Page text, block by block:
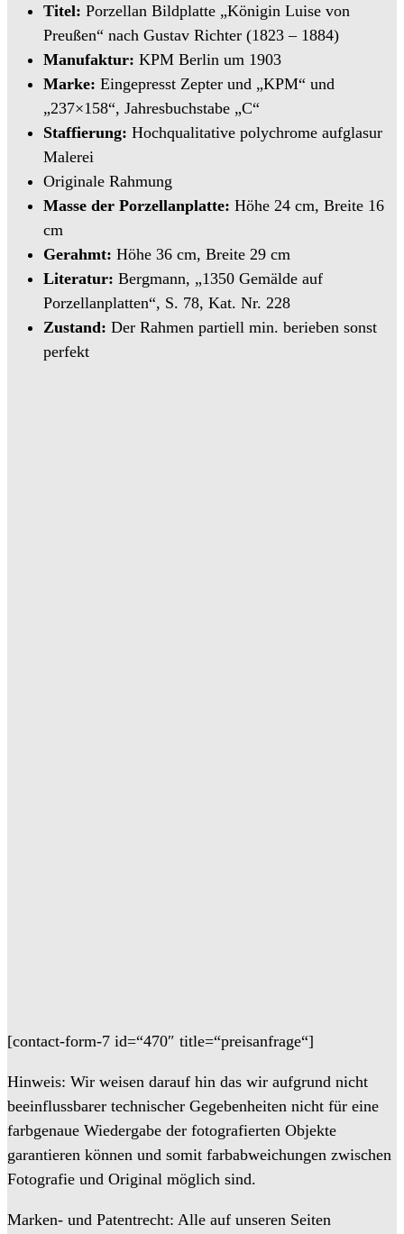
Titel: Porzellan Bildplatte „Königin Luise von
Preußen“ nach Gustav Richter (1823 – 1884)
Manufaktur: KPM Berlin um 1903
Marke: Eingepresst Zepter und „KPM“ und
„237×158“, Jahresbuchstabe „C“
Staffierung: Hochqualitative polychrome aufglasur
Malerei
Originale Rahmung
Masse der Porzellanplatte: Höhe 24 cm, Breite 16
cm
Gerahmt: Höhe 36 cm, Breite 29 cm
Literatur: Bergmann, „1350 Gemälde auf
Porzellanplatten“, S. 78, Kat. Nr. 228
Zustand: Der Rahmen partiell min. berieben sonst
perfekt
[contact-form-7 id=“470″ title=“preisanfrage“]
Hinweis: Wir weisen darauf hin das wir aufgrund nicht
beeinflussbarer technischer Gegebenheiten nicht für eine
farbgenaue Wiedergabe der fotografierten Objekte
garantieren können und somit farbabweichungen zwischen
Fotografie und Original möglich sind.
Marken- und Patentrecht: Alle auf unseren Seiten